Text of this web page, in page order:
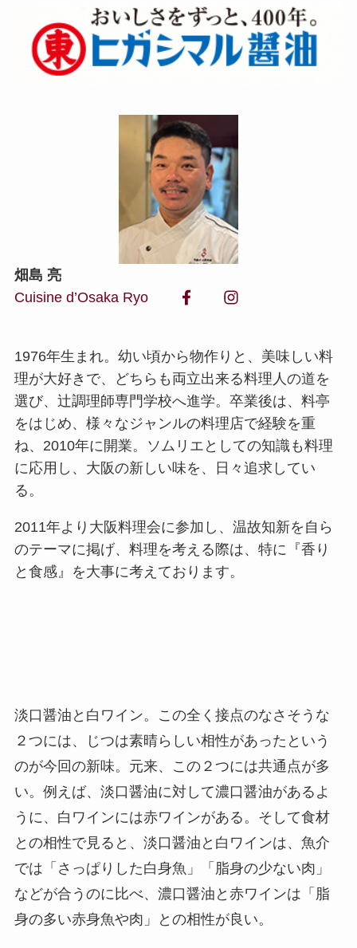
畑島 亮
Cuisine d’Osaka Ryo
1976年生まれ。幼い頃から物作りと、美味しい料
理が大好きで、どちらも両立出来る料理人の道を
選び、辻調理師専門学校へ進学。卒業後は、料亭
をはじめ、様々なジャンルの料理店で経験を重
ね、2010年に開業。ソムリエとしての知識も料理
に応用し、大阪の新しい味を、日々追求してい
る。
2011年より大阪料理会に参加し、温故知新を自ら
のテーマに掲げ、料理を考える際は、特に『香り
と食感』を大事に考えております。
淡口醤油と白ワイン。この全く接点のなさそうな
２つには、じつは素晴らしい相性があったという
のが今回の新味。元来、この２つには共通点が多
い。例えば、淡口醤油に対して濃口醤油があるよ
うに、白ワインには赤ワインがある。そして食材
との相性で見ると、淡口醤油と白ワインは、魚介
では「さっぱりした白身魚」「脂身の少ない肉」
などが合うのに比べ、濃口醤油と赤ワインは「脂
身の多い赤身魚や肉」との相性が良い。